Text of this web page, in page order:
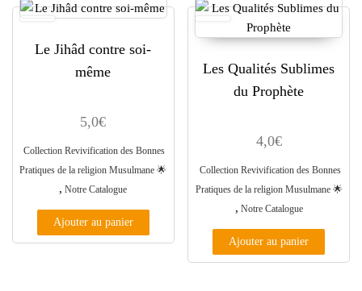
Le Jihâd contre soi-
même
5,0€
Collection Revivification des Bonnes
Pratiques de la religion Musulmane ​🌟​
, Notre Catalogue
Ajouter au panier
Les Qualités Sublimes
du Prophète
4,0€
Collection Revivification des Bonnes
Pratiques de la religion Musulmane ​🌟​
, Notre Catalogue
Ajouter au panier